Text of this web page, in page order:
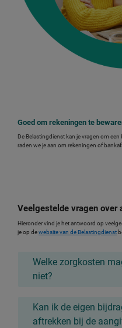
Goed om rekeningen te
De Belastingdienst kan je vragen om
raden we je aan om rekeningen of
Veelgestelde vragen over
Hieronder vind je het antwoord op
je op dewebsite van de Belastingdienst
Welke zorgkosten
niet?
Kan ik de eigen
aftrekken bij de